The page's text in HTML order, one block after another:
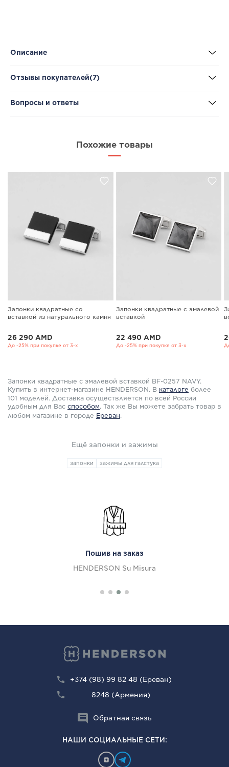
Описание
Отзывы покупателей(7)
Вопросы и ответы
Похожие товары
Запонки квадратные со
вставкой из натурального камня
26 290 AMD
До -25% при покупке от 3-х
Запонки квадратные с эмалевой
вставкой
22 490 AMD
До -25% при покупке от 3-х
Запонки квадратные с эмалевой вставкой BF-0257 NAVY.
Купить в интернет-магазине HENDERSON. В каталоге более
101 моделей. Доставка осуществляется по всей России
удобным для Вас способом. Так же Вы можете забрать товар в
любом магазине в городе Ереван.
Ещё запонки и зажимы
запонки зажимы для галстука
Пошив на заказ
HENDERSON Su Misura
+374 (98) 99 82 48 (Ереван)
8248 (Армения)
Обратная связь
НАШИ СОЦИАЛЬНЫЕ СЕТИ: